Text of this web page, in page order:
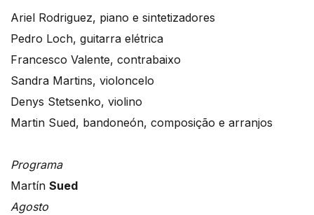
Ariel Rodriguez, piano e sintetizadores
Pedro Loch, guitarra elétrica
Francesco Valente, contrabaixo
Sandra Martins, violoncelo
Denys Stetsenko, violino
Martin Sued, bandoneón, composição e arranjos
Programa
Martín Sued
Agosto